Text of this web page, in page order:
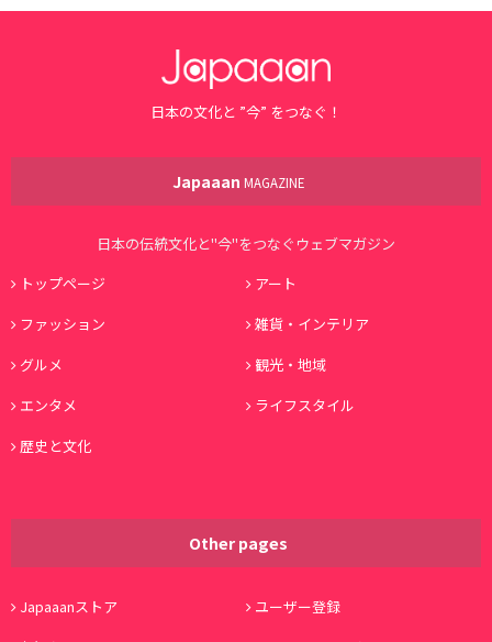
日本の文化と ”今” をつなぐ！
Japaaan MAGAZINE
日本の伝統文化と"今"をつなぐウェブマガジン
トップページ
アート
ファッション
雑貨・インテリア
グルメ
観光・地域
エンタメ
ライフスタイル
歴史と文化
Other pages
Japaaanストア
ユーザー登録